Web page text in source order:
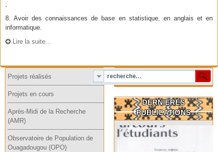
;
8. Avoir des connaissances de base en statistique, en anglais et en
informatique.
Lire la suite...
Projets réalisés
Projets en cours
Après-Midi de la Recherche
(AMR)
Observatoire de Population de
Ouagadougou (OPO)
DERNIERES
PUBLICATIONS